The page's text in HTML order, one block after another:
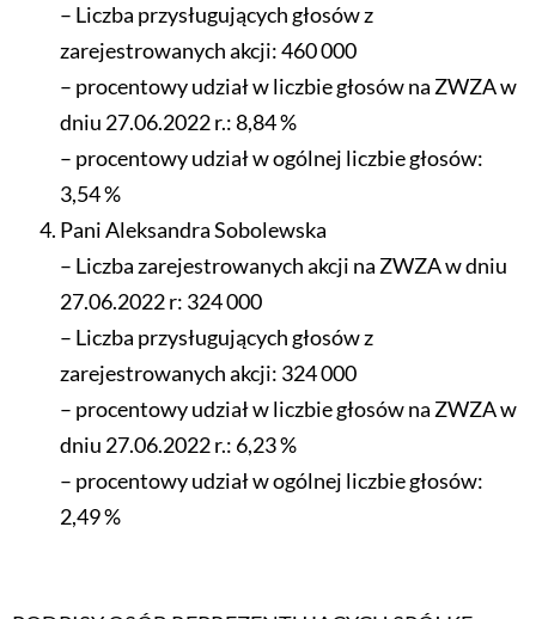
– Liczba przysługujących głosów z
zarejestrowanych akcji: 460 000
– procentowy udział w liczbie głosów na ZWZA w
dniu 27.06.2022 r.: 8,84 %
– procentowy udział w ogólnej liczbie głosów:
3,54 %
Pani Aleksandra Sobolewska
– Liczba zarejestrowanych akcji na ZWZA w dniu
27.06.2022 r: 324 000
– Liczba przysługujących głosów z
zarejestrowanych akcji: 324 000
– procentowy udział w liczbie głosów na ZWZA w
dniu 27.06.2022 r.: 6,23 %
– procentowy udział w ogólnej liczbie głosów:
2,49 %